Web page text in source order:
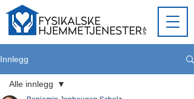
Innlegg
Alle innlegg